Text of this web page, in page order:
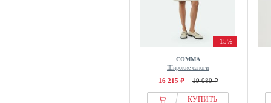
-15%
COMMA
Широкие сапоги
16 215 ₽ 19 080 ₽
КУПИТЬ